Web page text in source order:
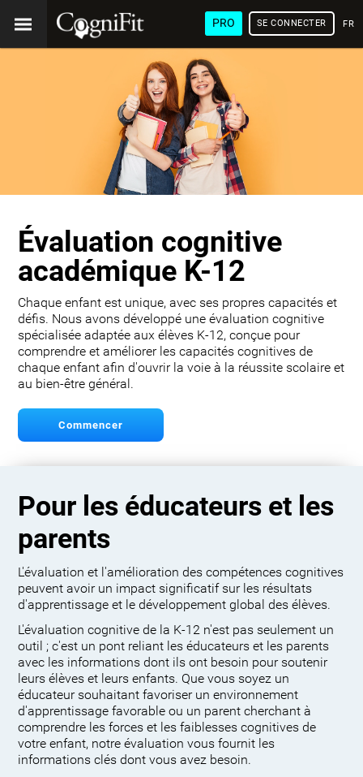
PRO SE CONNECTER
Évaluation cognitive
académique K-12
Chaque enfant est unique, avec ses propres capacités et
défis. Nous avons développé une évaluation cognitive
spécialisée adaptée aux élèves K-12, conçue pour
comprendre et améliorer les capacités cognitives de
chaque enfant afin d'ouvrir la voie à la réussite scolaire et
au bien-être général.
Commencer
Pour les éducateurs et les
parents
L'évaluation et l'amélioration des compétences cognitives
peuvent avoir un impact significatif sur les résultats
d'apprentissage et le développement global des élèves.
L'évaluation cognitive de la K-12 n'est pas seulement un
outil ; c'est un pont reliant les éducateurs et les parents
avec les informations dont ils ont besoin pour soutenir
leurs élèves et leurs enfants. Que vous soyez un
éducateur souhaitant favoriser un environnement
d'apprentissage favorable ou un parent cherchant à
comprendre les forces et les faiblesses cognitives de
votre enfant, notre évaluation vous fournit les
informations clés dont vous avez besoin.